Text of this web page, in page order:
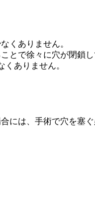
くありません。
とで徐々に穴が閉鎖し
ありません。
には、手術で穴を塞